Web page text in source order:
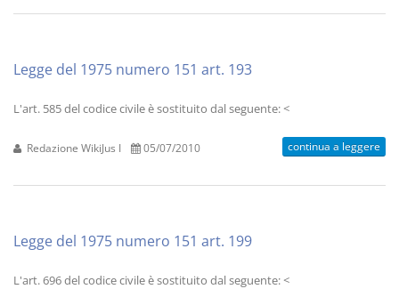
Legge del 1975 numero 151 art. 193
L'art. 585 del codice civile è sostituito dal seguente: <
Redazione WikiJus I 05/07/2010 continua a leggere
Legge del 1975 numero 151 art. 199
L'art. 696 del codice civile è sostituito dal seguente: <